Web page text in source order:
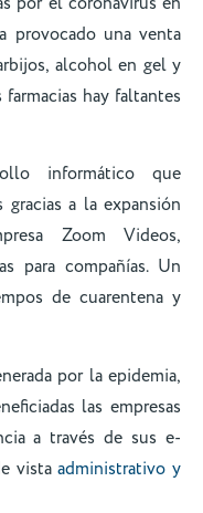
provocado una venta
alcohol en gel y
hay faltantes
informático que
a la expansión
Zoom Videos,
para compañías. Un
de cuarentena y
por la epidemia,
las empresas
a través de sus e-
vistaadministrativo y